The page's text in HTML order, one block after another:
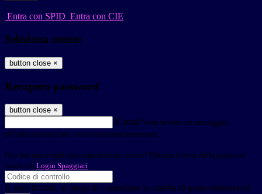
-
Entra con SPID Entra con CIE
Seleziona utente
button close ×
Recupero password
button close ×
E-mail Verrà inviato un messaggio
all'indirizzo indicato con le istruzioni necessarie.
Non hai una e-mail associata al nome utente? Effettua il reset della password
tramite la Login Spaggiari
E-mail inviata, si prega di controllare la casella di posta elettronica!